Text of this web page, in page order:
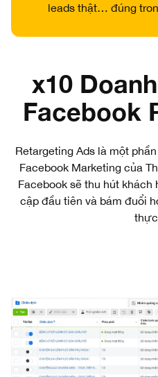
leads thật… đúng
x10
Facebook
Retargeting Ads là một
Facebook Marketing của
Facebook sẽ thu hút khách
cập đầu tiên và bám đuổi